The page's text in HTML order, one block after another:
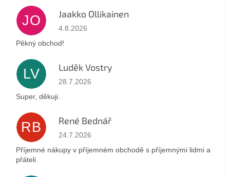
JO Jaakko Ollikainen
Hodnocení obchodu je 5 z 5 hvězdiček.
4.8.2026
Pěkný obchod!
LV Luděk Vostry
Hodnocení obchodu je 5 z 5 hvězdiček.
28.7.2026
Super, děkuji.
RB René Bednář
Hodnocení obchodu je 5 z 5 hvězdiček.
24.7.2026
Příjemné nákupy v příjemném obchodě s příjemnými lidmi a
přáteli